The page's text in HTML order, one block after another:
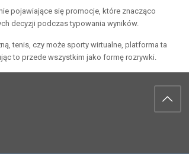
pojawiające się promocje, które znacząco
decyzji podczas typowania wyników.
tenis, czy może sporty wirtualne, platforma ta
to przede wszystkim jako formę rozrywki.